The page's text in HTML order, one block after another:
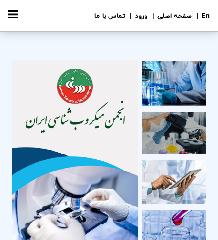
En | صفحه اصلی | ورود | تماس با ما